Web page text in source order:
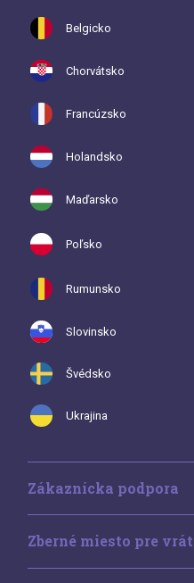
Belgicko
Chorvátsko
Francúzsko
Holandsko
Maďarsko
Poľsko
Rumunsko
Slovinsko
Švédsko
Ukrajina
Zákaznícka podpora
Zberné miesto pre